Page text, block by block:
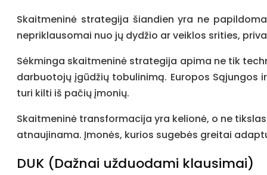
Skaitmeninė strategija šiandien yra ne
nepriklausomai nuo jų dydžio ar veiklos srities,
Sėkminga skaitmeninė strategija apima ne tik
darbuotojų įgūdžių tobulinimą. Europos
turi kilti iš pačių įmonių.
Skaitmeninė transformacija yra kelionė, o ne
atnaujinama. Įmonės, kurios sugebės greitai
DUK (Dažnai užduodami klausimai)